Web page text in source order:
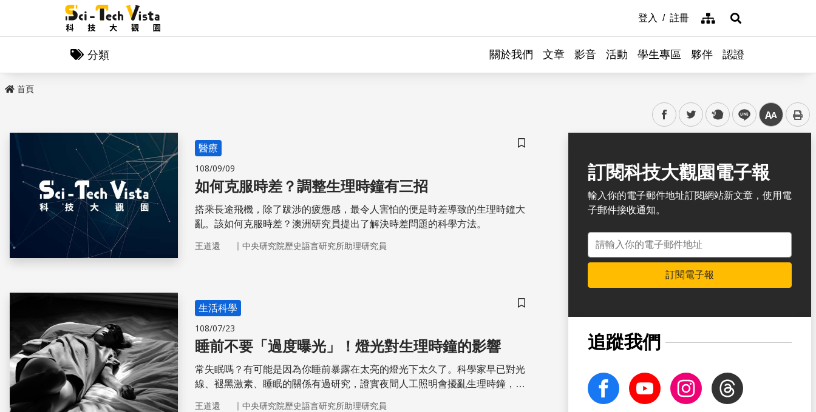
登入 註冊 網站導覽展開搜尋
分類 關於我們 文章 影音 活動 學生專區 夥伴 認證
首頁
facebooktwitter plurk line 中
儲存書籤
醫療
108/09/09
如何克服時差？調整生理時鐘有三招
搭乘長途飛機，除了跋涉的疲憊感，最令人害怕的便是時差導致的生理時鐘大
亂。該如何克服時差？澳洲研究員提出了解決時差問題的科學方法。
王道還 ｜ 中央研究院歷史語言研究所助理研究員
儲存書籤
生活科學
108/07/23
睡前不要「過度曝光」！燈光對生理時鐘的影響
常失眠嗎？有可能是因為你睡前暴露在太亮的燈光下太久了。科學家早已對光
線、褪黑激素、睡眠的關係有過研究，證實夜間人工照明會擾亂生理時鐘，而
王道還 ｜ 中央研究院歷史語言研究所助理研究員
訂閱科技大觀園電子報
輸入你的電子郵件地址訂閱網站新文章，使用電
子郵件接收通知。
電子郵件地址
訂閱電子報
追蹤我們
facebook Youtube InstagramThreads